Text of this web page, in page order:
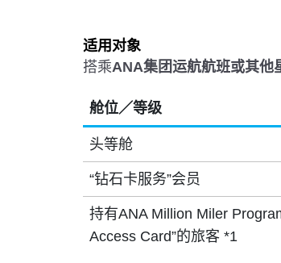
适用对象
搭乘ANA集团运航航班或其他
舱位／等级
头等舱
“钻石卡服务”会员
持有ANA Million Miler
Access Card”的旅客 *1